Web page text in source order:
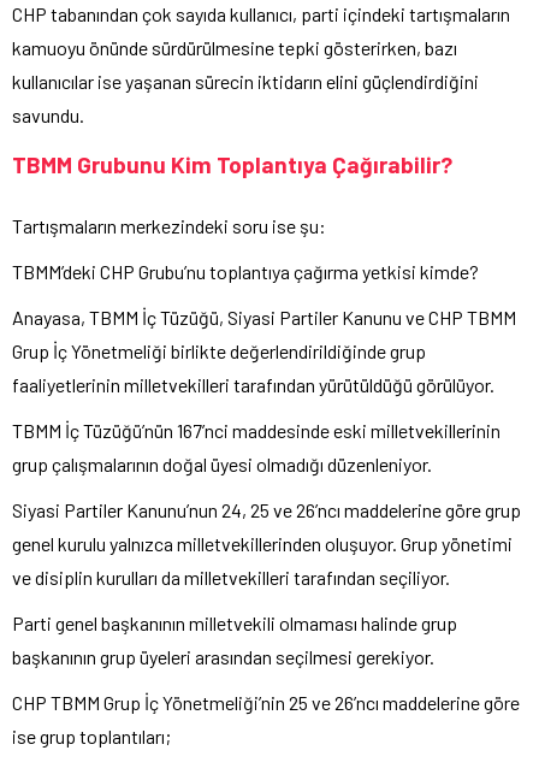
CHP tabanından çok sayıda kullanıcı, parti içindeki tartışmaların
kamuoyu önünde sürdürülmesine tepki gösterirken, bazı
kullanıcılar ise yaşanan sürecin iktidarın elini güçlendirdiğini
savundu.
TBMM Grubunu Kim Toplantıya Çağırabilir?
Tartışmaların merkezindeki soru ise şu:
TBMM’deki CHP Grubu’nu toplantıya çağırma yetkisi kimde?
Anayasa, TBMM İç Tüzüğü, Siyasi Partiler Kanunu ve CHP TBMM
Grup İç Yönetmeliği birlikte değerlendirildiğinde grup
faaliyetlerinin milletvekilleri tarafından yürütüldüğü görülüyor.
TBMM İç Tüzüğü’nün 167’nci maddesinde eski milletvekillerinin
grup çalışmalarının doğal üyesi olmadığı düzenleniyor.
Siyasi Partiler Kanunu’nun 24, 25 ve 26’ncı maddelerine göre grup
genel kurulu yalnızca milletvekillerinden oluşuyor. Grup yönetimi
ve disiplin kurulları da milletvekilleri tarafından seçiliyor.
Parti genel başkanının milletvekili olmaması halinde grup
başkanının grup üyeleri arasından seçilmesi gerekiyor.
CHP TBMM Grup İç Yönetmeliği’nin 25 ve 26’ncı maddelerine göre
ise grup toplantıları;